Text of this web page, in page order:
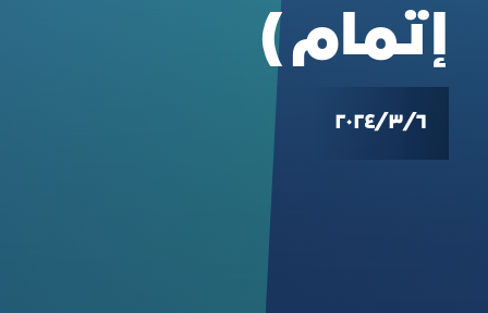
إتمام )
٦‏/٣‏/٢٠٢٤